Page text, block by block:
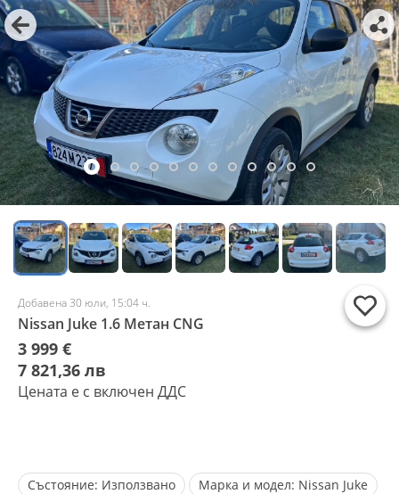
Добавена 30 юли, 15:04 ч.
Nissan Juke 1.6 Метан CNG
3 999 €
7 821,36 лв
Цената е с включен ДДС
Състояние: Използвано Марка и модел: Nissan Juke